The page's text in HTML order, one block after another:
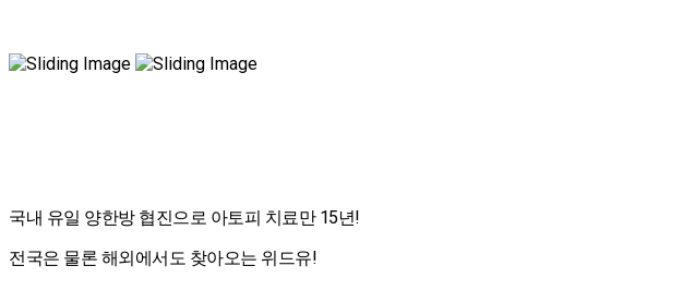
국내 유일 양한방 협진으로 아토피 치료만 15년!
전국은 물론 해외에서도 찾아오는 위드유!